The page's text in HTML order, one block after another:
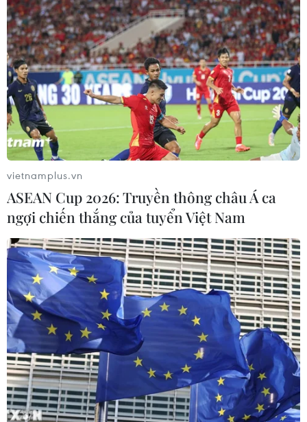
vietnamplus.vn
ASEAN Cup 2026: Truyền thông châu Á ca
ngợi chiến thắng của tuyển Việt Nam